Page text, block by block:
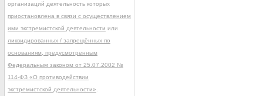
организаций деятельность которых
приостановлена в связи с осуществлением
ими экстремистской деятельности или
ликвидированных / запрещённых по
основаниям, предусмотренным
Федеральным законом от 25.07.2002 №
114-ФЗ «О противодействии
экстремистской деятельности»